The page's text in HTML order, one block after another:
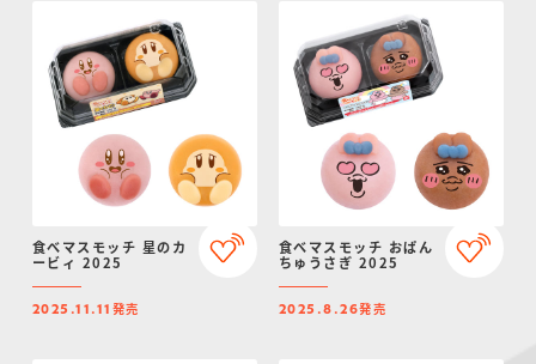
食べマスモッチ 星のカ
ービィ 2025
2025.11.11 発売
食べマスモッチ おぱん
ちゅうさぎ 2025
2025.8.26発売